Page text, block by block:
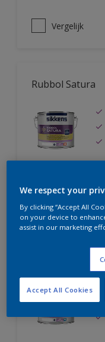
Vergelijk
Rubbol Satura
Rubbol BL
We respect your
By clicking “Accept All
on your device to
assist in our marketing
Accept All Cookies